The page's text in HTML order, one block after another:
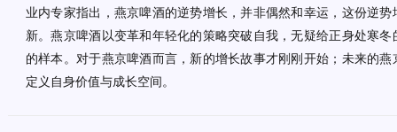
业内专家指出，燕京啤酒的逆势增长，并非偶然和幸运，这份逆
新。燕京啤酒以变革和年轻化的策略突破自我，无疑给正身处寒
的样本。对于燕京啤酒而言，新的增长故事才刚刚开始；未来的
定义自身价值与成长空间。